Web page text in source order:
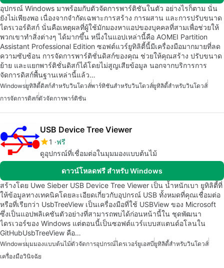
อุปกรณ์ Windows มาพร้อมกับตัวจัดการพาร์ติชันในตัว อย่างไรก็ตาม นั่น
ยังไม่เพียงพอ เนื่องจากจำกัดเฉพาะการสร้าง การผสาน และการปรับขนาด
ไดรเวอร์ดิสก์ นั่นคือเหตุผลที่ผู้ใช้มักมองหาแอปของบุคคลที่สามเพื่อช่วยให้
พวกเขาทำสิ่งต่างๆ ได้มากขึ้น หนึ่งในแอปเหล่านี้คือ AOMEI Partition
Assistant Professional Edition ซอฟต์แวร์ยูทิลิตี้นี้มีเครื่องมือมากมายที่ลด
ความซับซ้อน การจัดการพาร์ติชั่นดิสก์ของคุณ ช่วยให้คุณสร้าง ปรับขนาด
ย้าย และแยกพาร์ติชั่นดิสก์ได้โดยไม่สูญเสียข้อมูล นอกจากบริการการ
จัดการดิสก์พื้นฐานเหล่านี้แล้ว…
Windowsยูทิลิตี้ดิสก์สำหรับวินโดวส์พาร์ทิชันสำหรับวินโดวส์ยูทิลิตี้สำหรับวินโดวส์
การจัดการดิสก์ตัวจัดการพาร์ติชัน
USB Device Tree Viewer
1
ฟรี
ดูอุปกรณ์ที่เชื่อมต่อในมุมมองแบบต้นไม้
ดาวน์โหลดฟรี สำหรับ Windows
สร้างโดย Uwe Sieber USB Device Tree Viewer เป็น น้ำหนักเบา ยูทิลิตี้ที่
ให้ข้อมูลทางเทคนิคโดยละเอียดเกี่ยวกับอุปกรณ์ USB ทั้งหมดที่คุณเชื่อมต่อ
หรือที่เรียกว่า UsbTreeView เป็นเครื่องมือที่ใช้ USBView ของ Microsoft
ซึ่งเป็นแอปพลิเคชันตัวอย่างที่สามารถพบได้ก่อนหน้านี้ใน ชุดพัฒนา
ไดรเวอร์ของ Windows แต่ตอนนี้เป็นซอฟต์แวร์แบบสแตนด์อโลนใน
GitHubUsbTreeView คือ…
Windowsมุมมองแบบต้นไม้ตัวจัดการอุปกรณ์ไดรเวอร์ยูเอสบียูทิลิตี้สำหรับวินโดวส์
เครื่องมือวินิจฉัย